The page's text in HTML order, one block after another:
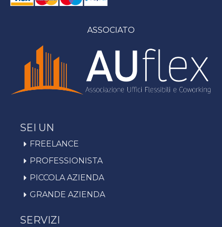
ASSOCIATO
SEI UN
FREELANCE
PROFESSIONISTA
PICCOLA AZIENDA
GRANDE AZIENDA
SERVIZI